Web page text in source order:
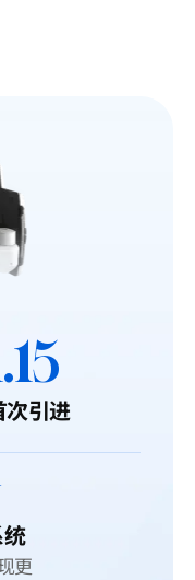
引进
更